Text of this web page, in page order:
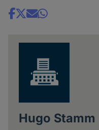
Share
Hugo Stamm